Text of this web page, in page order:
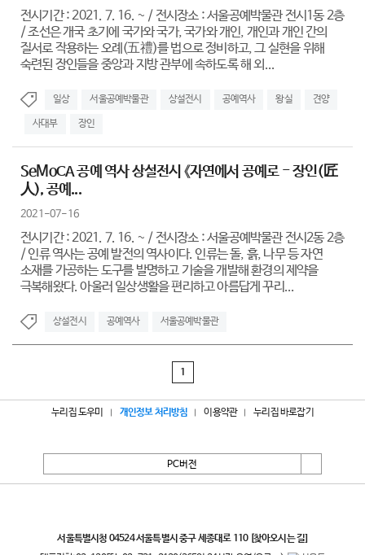
전시기간 : 2021. 7. 16. ~ / 전시장소 : 서울공예박물관 전시1동 2층
/ 조선은 개국 초기에 국가와 국가, 국가와 개인, 개인과 개인 간의
질서로 작용하는 오례(五禮)를 법으로 정비하고, 그 실현을 위해
숙련된 장인들을 중앙과 지방 관부에 속하도록 해 외...
일상 서울공예박물관 상설전시 공예역사 왕실 견양
사대부 장인
SeMoCA 공예 역사 상설전시 《자연에서 공예로 - 장인(匠
人), 공예...
2021-07-16
전시기간 : 2021. 7. 16. ~ / 전시장소 : 서울공예박물관 전시2동 2층
/ 인류 역사는 공예 발전의 역사이다. 인류는 돌, 흙, 나무 등 자연
소재를 가공하는 도구를 발명하고 기술을 개발해 환경의 제약을
극복해왔다. 아울러 일상생활을 편리하고 아름답게 꾸리...
상설전시 공예역사 서울공예박물관
1
누리집 도우미 개인정보 처리방침 이용약관 누리집 바로잡기
PC버전
서울특별시청 04524 서울특별시 중구 세종대로 110 [찾아오시는 길]